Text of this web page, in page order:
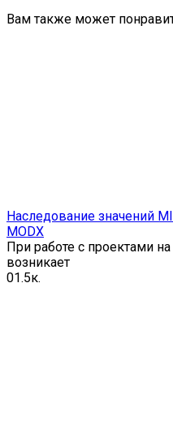
Вам также может
Наследование значений
MODX
При работе с проектами
возникает
01.5к.